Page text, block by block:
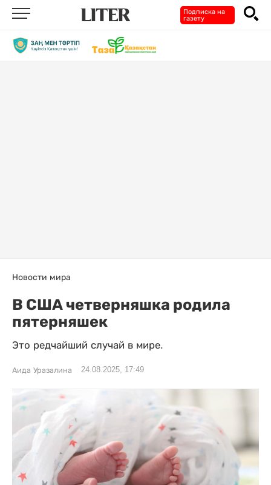
Подписка на
газету
Новости мира
B CША четверняшка родила
пятерняшек
Это редчайший случай в мире.
Аида Уразалина 24.08.2025, 17:49